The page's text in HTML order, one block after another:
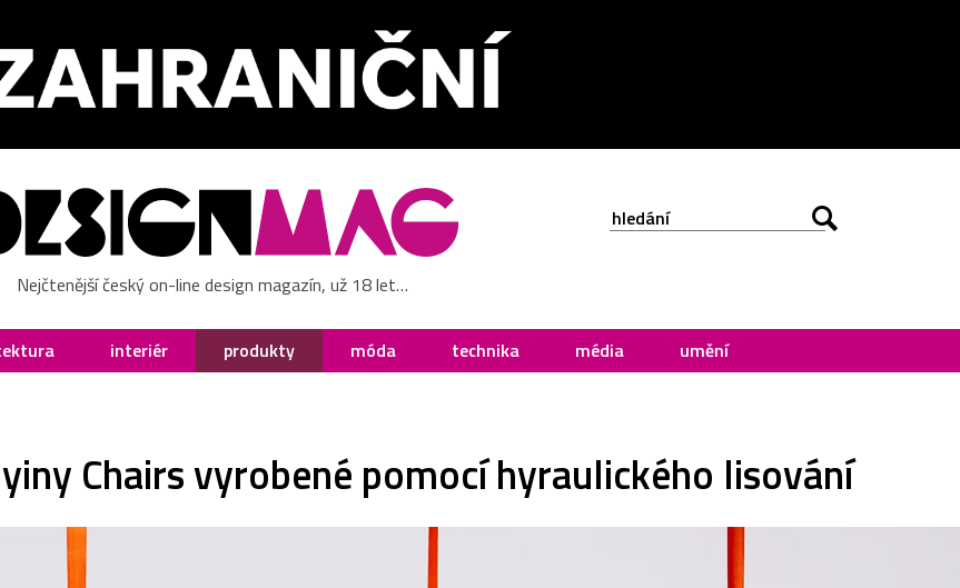
Nejčtenější český on-line design magazín, už 18 let…
interiér produkty móda technika média umění
Chairs vyrobené pomocí hyraulického lisování